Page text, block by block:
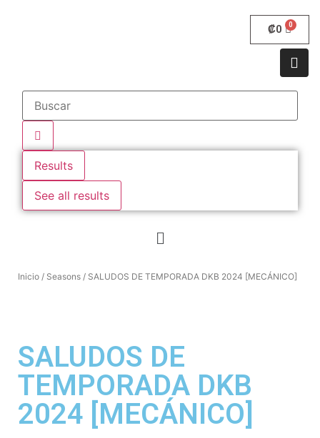
₡0
Results
See all results
Inicio / Seasons / SALUDOS DE TEMPORADA DKB 2024 [MECÁNICO]
SALUDOS DE
TEMPORADA DKB
2024 [MECÁNICO]